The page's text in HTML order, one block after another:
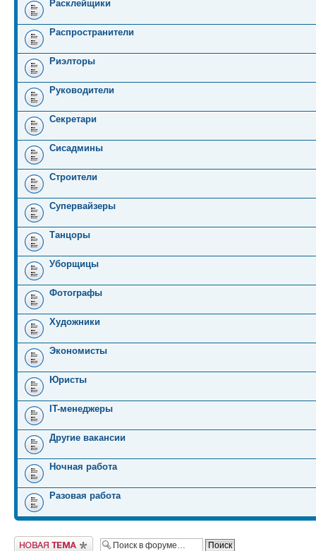
Расклейщики
Распространители
Риэлторы
Руководители
Секретари
Сисадмины
Строители
Супервайзеры
Танцоры
Уборщицы
Фотографы
Художники
Экономисты
Юристы
IT-менеджеры
Другие вакансии
Ночная работа
Разовая работа
Новая тема